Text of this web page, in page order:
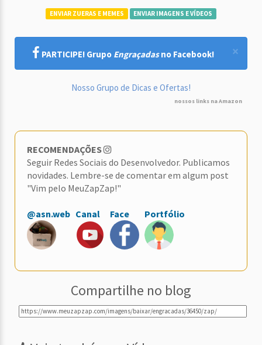
ENVIAR ZUERAS E MEMES ENVIAR IMAGENS E VÍDEOS
×
PARTICIPE! Grupo Engraçadasno Facebook!
Nosso Grupo de Dicas e Ofertas!
nossos links na Amazon
RECOMENDAÇÕES
Seguir Redes Sociais do Desenvolvedor. Publicamos
novidades. Lembre-se de comentar em algum post
"Vim pelo MeuZapZap!"
@asn.web Canal Face Portfólio
Compartilhe no blog